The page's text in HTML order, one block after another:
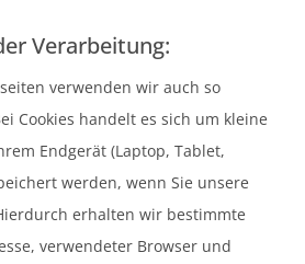
Verarbeitung:
verwenden wir auch so
Cookies handelt es sich um kleine
Endgerät (Laptop, Tablet,
werden, wenn Sie unsere
erhalten wir bestimmte
verwendeter Browser und